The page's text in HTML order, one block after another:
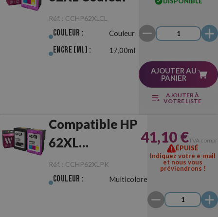
Réf. : CCHP62XLCL
Couleur : Couleur
Encre (ml) : 17,00ml
AJOUTER AU
PANIER
AJOUTER À
VOTRE LISTE
Compatible HP
62XL
Noir/Couleur
Pack
Réf. : CCHP62XLPK
Couleur : Multicolore
41,10 €TVA
ÉPUISÉ
Indiquez votre e-mail
et nous vous
préviendrons !